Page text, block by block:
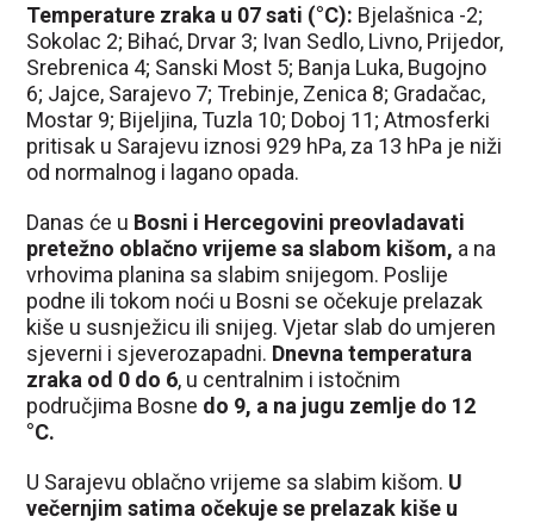
Temperature zraka u 07 sati (°C): Bjelašnica -2;
Sokolac 2; Bihać, Drvar 3; Ivan Sedlo, Livno, Prijedor,
Srebrenica 4; Sanski Most 5; Banja Luka, Bugojno
6; Jajce, Sarajevo 7; Trebinje, Zenica 8; Gradačac,
Mostar 9; Bijeljina, Tuzla 10; Doboj 11; Atmosferki
pritisak u Sarajevu iznosi 929 hPa, za 13 hPa je niži
od normalnog i lagano opada.
Danas će u Bosni i Hercegovini preovladavati
pretežno oblačno vrijeme sa slabom kišom, a na
vrhovima planina sa slabim snijegom. Poslije
podne ili tokom noći u Bosni se očekuje prelazak
kiše u susnježicu ili snijeg. Vjetar slab do umjeren
sjeverni i sjeverozapadni. Dnevna temperatura
zraka od 0 do 6, u centralnim i istočnim
područjima Bosne do 9, a na jugu zemlje do 12
°C.
U Sarajevu oblačno vrijeme sa slabim kišom. U
večernjim satima očekuje se prelazak kiše u